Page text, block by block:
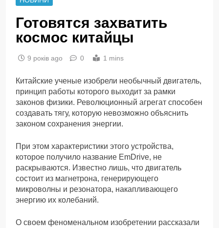
Готовятся захватить
космос китайцы
9 років ago 0 1 mins
Китайские ученые изобрели необычный двигатель,
принцип работы которого выходит за рамки
законов физики. Революционный агрегат способен
создавать тягу, которую невозможно объяснить
законом сохранения энергии.
При этом характеристики этого устройства,
которое получило название EmDrive, не
раскрываются. Известно лишь, что двигатель
состоит из магнетрона, генерирующего
микроволны и резонатора, накапливающего
энергию их колебаний.
О своем феноменальном изобретении рассказали